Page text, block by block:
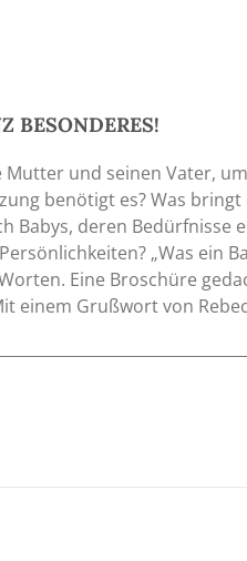
BESONDERES!
und seinen Vater,
benötigt es? Was bringt
Babys, deren Bedürfnisse
„Was ein
Eine Broschüre
einem Grußwort von